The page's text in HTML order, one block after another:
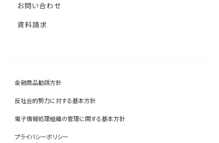
お問い合わせ
資料請求
金融商品勧誘方針
反社会的勢力に対する基本方針
電子情報処理組織の管理に関する基本方針
プライバシーポリシー